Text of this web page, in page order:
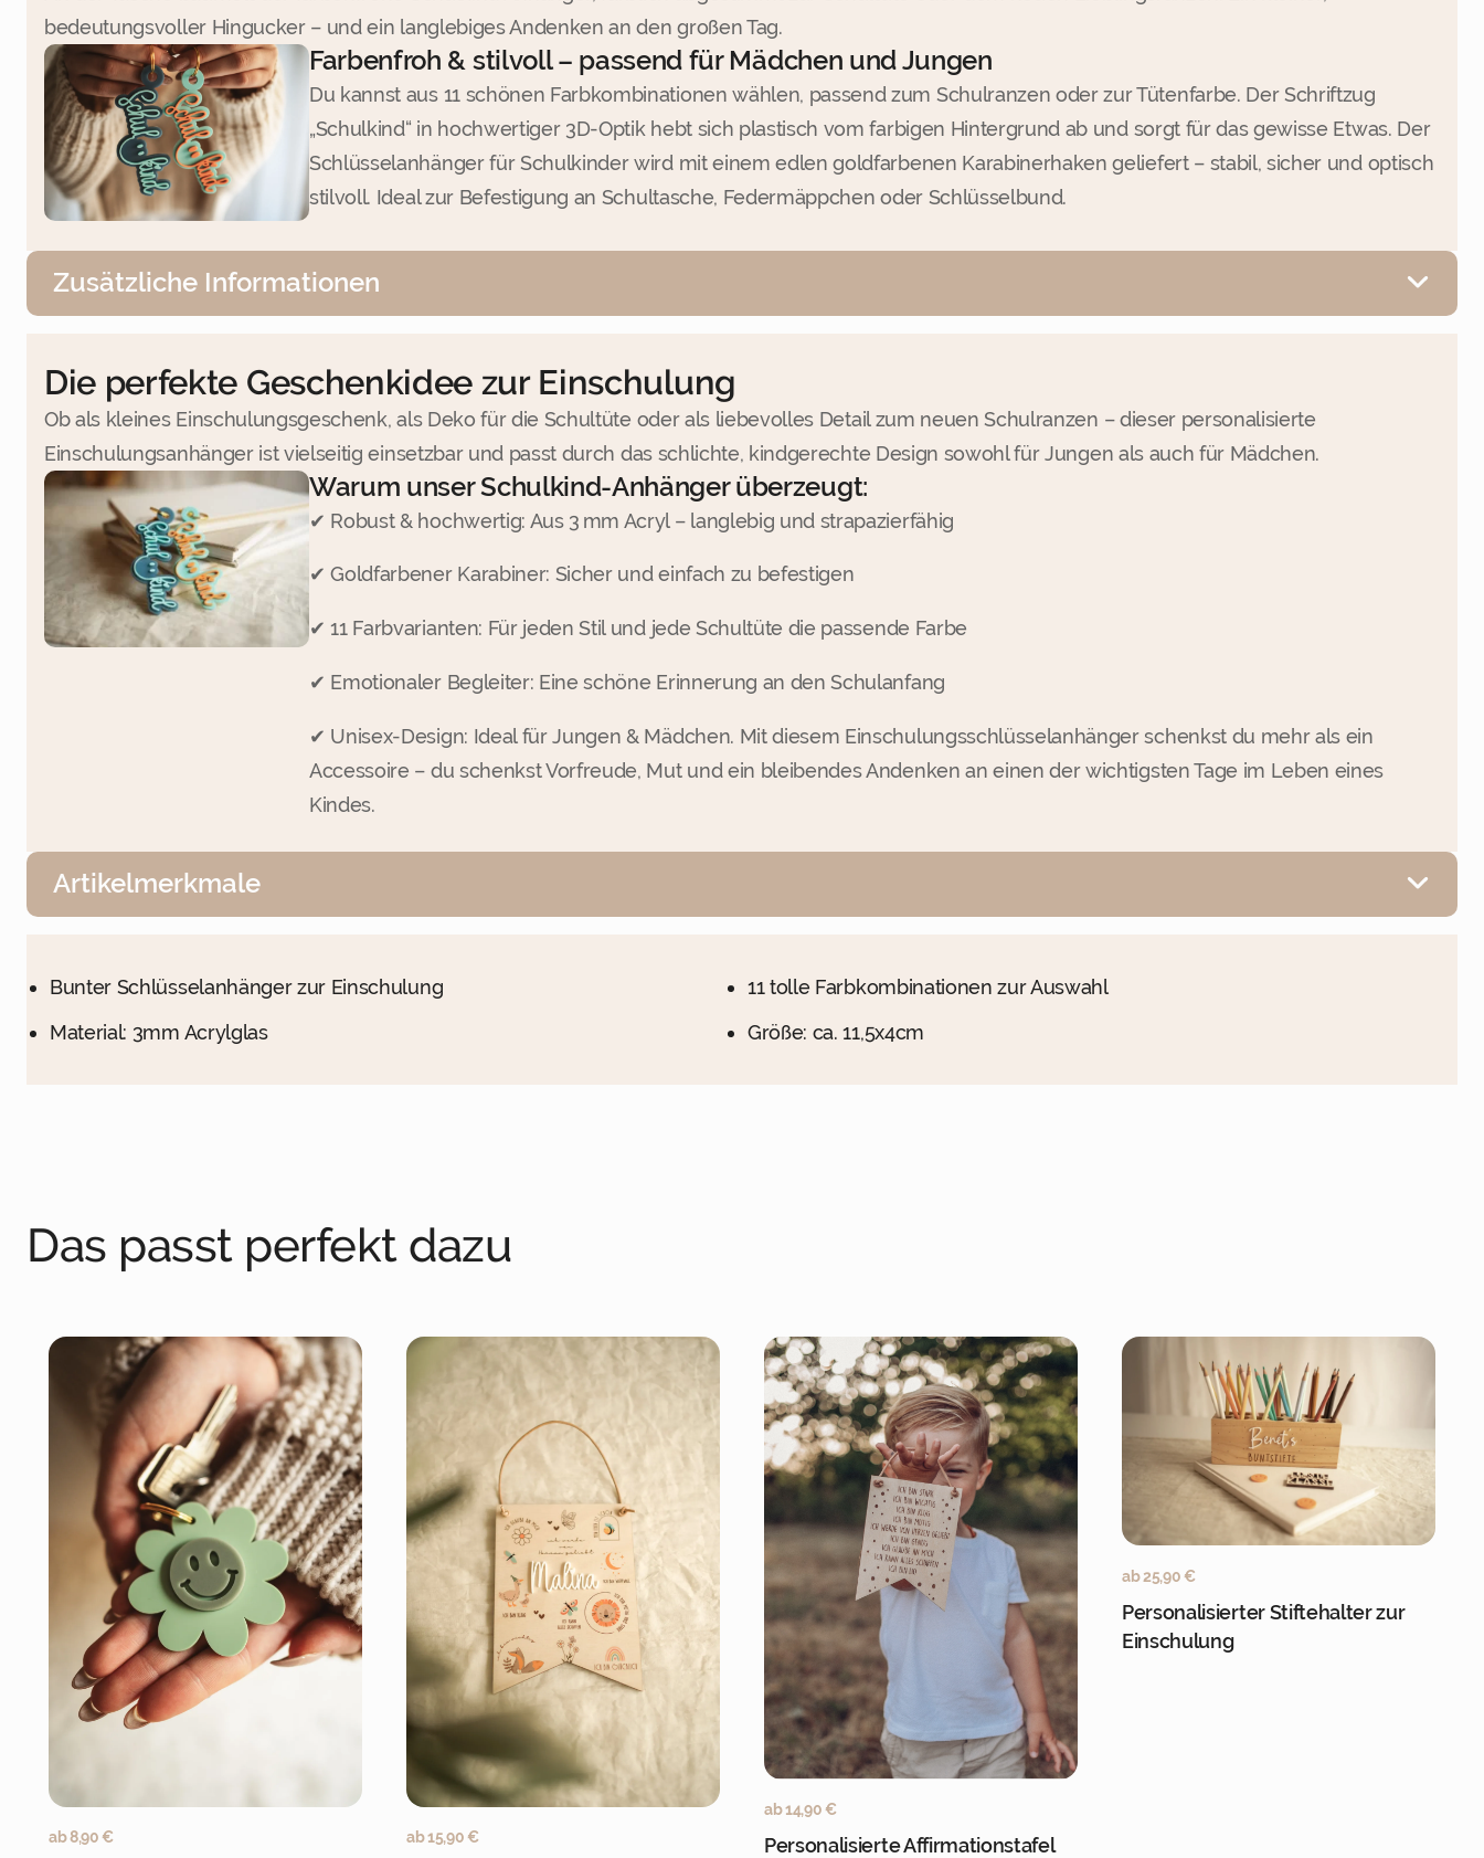
bedeutungsvoller Hingucker – und ein langlebiges Andenken an den großen Tag.
Farbenfroh & stilvoll – passend für Mädchen und Jungen
Du kannst aus 11 schönen Farbkombinationen wählen, passend zum Schulranzen oder zur Tütenfarbe. Der Schriftzug
„Schulkind“ in hochwertiger 3D-Optik hebt sich plastisch vom farbigen Hintergrund ab und sorgt für das gewisse Etwas. Der
Schlüsselanhänger für Schulkinder wird mit einem edlen goldfarbenen Karabinerhaken geliefert – stabil, sicher und optisch
stilvoll. Ideal zur Befestigung an Schultasche, Federmäppchen oder Schlüsselbund.
Zusätzliche Informationen
Die perfekte Geschenkidee zur Einschulung
Ob als kleines Einschulungsgeschenk, als Deko für die Schultüte oder als liebevolles Detail zum neuen Schulranzen – dieser personalisierte
Einschulungsanhänger ist vielseitig einsetzbar und passt durch das schlichte, kindgerechte Design sowohl für Jungen als auch für Mädchen.
Warum unser Schulkind-Anhänger überzeugt:
✔ Robust & hochwertig: Aus 3 mm Acryl – langlebig und strapazierfähig
✔ Goldfarbener Karabiner: Sicher und einfach zu befestigen
✔ 11 Farbvarianten: Für jeden Stil und jede Schultüte die passende Farbe
✔ Emotionaler Begleiter: Eine schöne Erinnerung an den Schulanfang
✔ Unisex-Design: Ideal für Jungen & Mädchen. Mit diesem Einschulungsschlüsselanhänger schenkst du mehr als ein
Accessoire – du schenkst Vorfreude, Mut und ein bleibendes Andenken an einen der wichtigsten Tage im Leben eines
Kindes.
Artikelmerkmale
Bunter Schlüsselanhänger zur Einschulung
11 tolle Farbkombinationen zur Auswahl
Material: 3mm Acrylglas
Größe: ca. 11,5x4cm
Das passt perfekt dazu
ab8,90€ ab15,90€
ab14,90€
Personalisierte Affirmationstafel
ab25,90€
Personalisierter Stiftehalter zur
Einschulung